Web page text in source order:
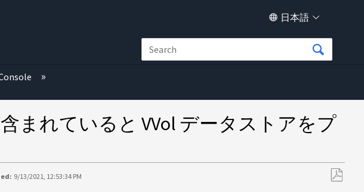
日本語
まれていると VVol データストアをプ
9/13/2021, 12:53:34 PM